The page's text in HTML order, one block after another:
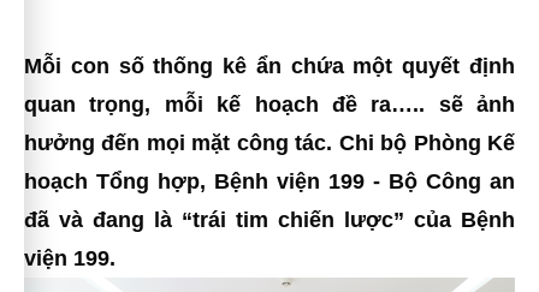
Mỗi con số thống kê ẩn chứa một quyết định
quan trọng, mỗi kế hoạch đề ra….. sẽ ảnh
hưởng đến mọi mặt công tác. Chi bộ Phòng Kế
hoạch Tổng hợp, Bệnh viện 199 - Bộ Công an
đã và đang là “trái tim chiến lược” của Bệnh
viện 199.